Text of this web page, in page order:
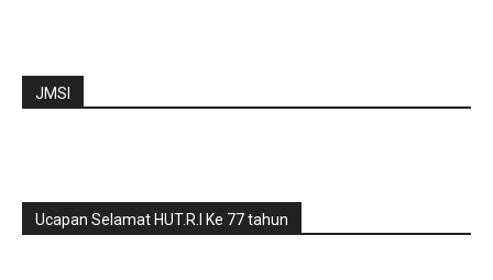
JMSI
Ucapan Selamat HUT.R.I Ke 77 tahun